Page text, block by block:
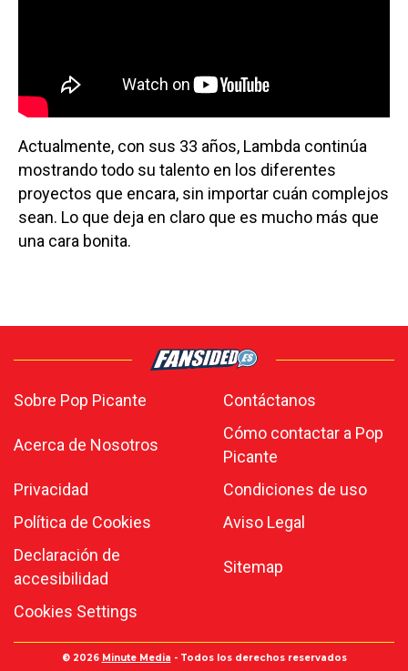
Actualmente, con sus 33 años, Lambda continúa
mostrando todo su talento en los diferentes
proyectos que encara, sin importar cuán complejos
sean. Lo que deja en claro que es mucho más que
una cara bonita.
Sobre Pop Picante Contáctanos
Acerca de Nosotros
Cómo contactar a Pop
Picante
Privacidad
Condiciones de uso
Política de Cookies
Aviso Legal
Declaración de
accesibilidad
Sitemap
Cookies Settings
© 2026 Minute Media - Todos los derechos reservados